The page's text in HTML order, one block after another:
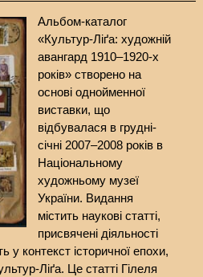
Альбом-каталог
«Культур-Ліґа: художній
авангард 1910–1920-х
років» створено на
основі однойменної
виставки, що
відбувалася в грудні-
січні 2007–2008 років в
Національному
художньому музеї
України. Видання
містить наукові статті,
присвячені діяльності
у контекст історичної епохи,
Ліґа. Це статті Гілеля